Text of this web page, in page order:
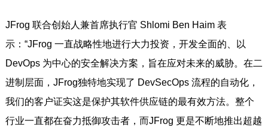
JFrog 联合创始人兼首席执行官 Shlomi Ben Haim 表
示：“JFrog 一直战略性地进行大力投资，开发全面的、以
DevOps 为中心的安全解决方案，旨在应对未来的威胁。在二
进制层面，JFrog独特地实现了 DevSecOps 流程的自动化，
我们的客户证实这是保护其软件供应链的最有效方法。整个
行业一直都在奋力抵御攻击者，而JFrog 更是不断地推出超越